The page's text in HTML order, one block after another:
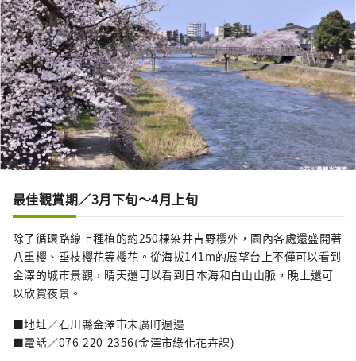
最佳觀賞期／3月下旬～4月上旬
除了循環路線上種植的約250棵染井吉野櫻外，園內各處還盛開著
八重櫻、垂枝櫻花等櫻花。從海拔141m的展望台上不僅可以看到
金澤的城市景觀，晴天還可以看到日本海和白山山脈，晚上還可
以欣賞夜景。
■地址／石川縣金澤市末廣町週邊
■電話／076-220-2356(金澤市綠化花卉課)